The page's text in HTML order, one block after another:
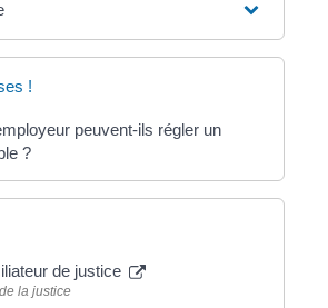
!
peuvent-ils régler un
?
de justice
la justice